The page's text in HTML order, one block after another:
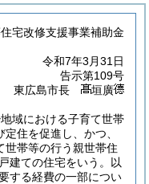
宅改修支援事業補助金
令和7年3月31日
告示第109号
東広島市長
垣廣
域における子育て世帯
住を促進し、かつ、
世帯等の行う親世帯住
建ての住宅をいう。以
する経費の一部につい